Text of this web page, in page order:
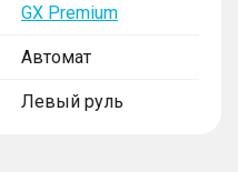
GX Premium
Автомат
Левый руль